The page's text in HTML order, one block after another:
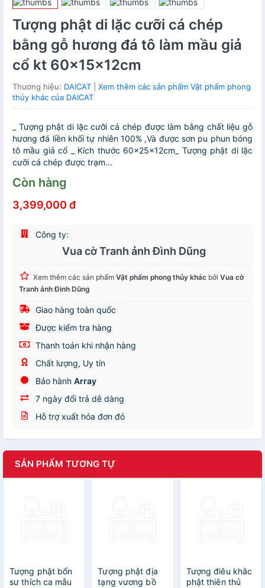
Tượng phật di lặc cưỡi cá chép
bằng gỗ hương đá tô làm mầu giả
cổ kt 60×15×12cm
Thương hiệu: DAICAT
Xem thêm các sản phẩm Vật phẩm phong
thủy khác của DAICAT
_ Tượng phật di lặc cưỡi cá chép được làm bằng chất liệu gỗ
hương đá liền khối tự nhiên 100% ,Và được sơn pu phun bóng
tô mầu giả cổ _ Kích thước 60×25×12cm_ Tượng phật di lặc
cưỡi cá chép được trạm...
Còn hàng
3,399,000 đ
Công ty:
Vua cờ Tranh ảnh Đình Dũng
Xem thêm các sản phẩm Vật phẩm phong thủy khác bởi Vua cờ
Tranh ảnh Đình Dũng
Giao hàng toàn quốc
Được kiểm tra hàng
Thanh toán khi nhận hàng
Chất lượng, Uy tín
Bảo hành Array
7 ngày đổi trả dễ dàng
Hỗ trợ xuất hóa đơn đỏ
SẢN PHẨM TƯƠNG TỰ
Tượng phật bổn
sư thích ca mẫu
Tượng phật địa
tạng vương bồ
Tượng điêu khắc
phật thiên thủ